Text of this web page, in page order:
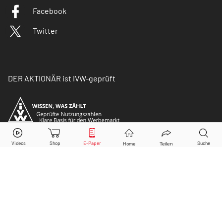
Facebook
Twitter
DER AKTIONÄR ist IVW-geprüft